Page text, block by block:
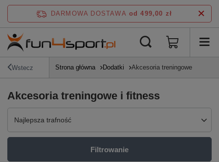
DARMOWA DOSTAWA od 499,00 zł
Wstecz Strona główna Dodatki Akcesoria treningowe
Akcesoria treningowe i fitness
Zmień sortowanie
Najlepsza trafność
Filtrowanie